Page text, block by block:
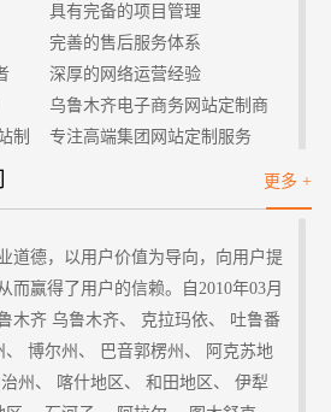
定要注意页面设计，页面设计一
亮点，更有创意，这样才能吸引更多
相当明确的结构，这样设计更有
浏览者提供更多的选择，这样才
的是一定要简练高效很是重要。
制
旨
具有完备的项目管理
完善的售后服务体系
深厚的网络运营经验
乌鲁木齐电子商务网站定制商
专注高端集团网站定制服务
更多 +
道德，以用户价值为导向，向用户提
而赢得了用户的信赖。自2010年03月
木齐 乌鲁木齐、 克拉玛依、 吐鲁番
博尔州、 巴音郭楞州、 阿克苏地
州、 喀什地区、 和田地区、 伊犁